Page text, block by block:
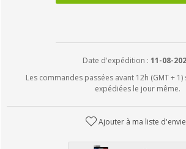
Date d'expédition : 11-08-
Les commandes passées avant 12h (GMT +
expédiées le jour même.
Ajouter à ma liste